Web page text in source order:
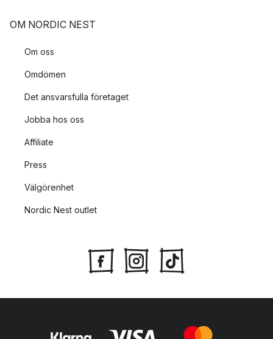
OM NORDIC NEST
Om oss
Omdömen
Det ansvarsfulla företaget
Jobba hos oss
Affiliate
Press
Välgörenhet
Nordic Nest outlet